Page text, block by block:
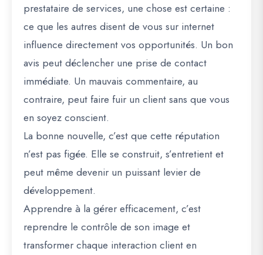
prestataire de services, une chose est certaine :
ce que les autres disent de vous sur internet
influence directement vos opportunités. Un bon
avis peut déclencher une prise de contact
immédiate. Un mauvais commentaire, au
contraire, peut faire fuir un client sans que vous
en soyez conscient.
La bonne nouvelle, c’est que cette réputation
n’est pas figée. Elle se construit, s’entretient et
peut même devenir un puissant levier de
développement.
Apprendre à la gérer efficacement, c’est
reprendre le contrôle de son image et
transformer chaque interaction client en